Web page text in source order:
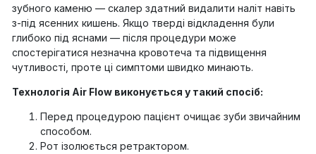
зубного каменю — скалер здатний видалити наліт навіть
з-під ясенних кишень. Якщо тверді відкладення були
глибоко під яснами — після процедури може
спостерігатися незначна кровотеча та підвищення
чутливості, проте ці симптоми швидко минають.
Технологія Air Flow виконується у такий спосіб:
Перед процедурою пацієнт очищає зуби звичайним
способом.
Рот ізолюється ретрактором.